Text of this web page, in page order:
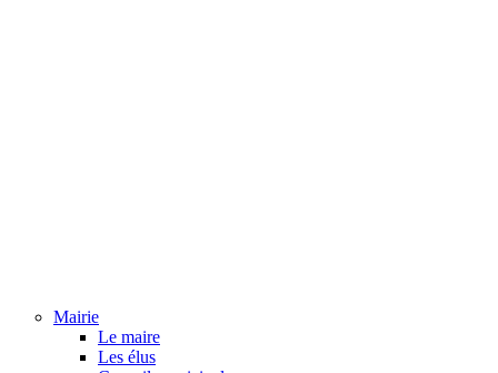
Mairie
Le maire
Les élus